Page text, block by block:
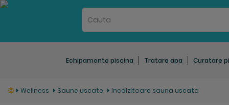
Echipamente piscina Tratare apa Curatare
Wellness Saune uscate Incalzitoare sauna uscata